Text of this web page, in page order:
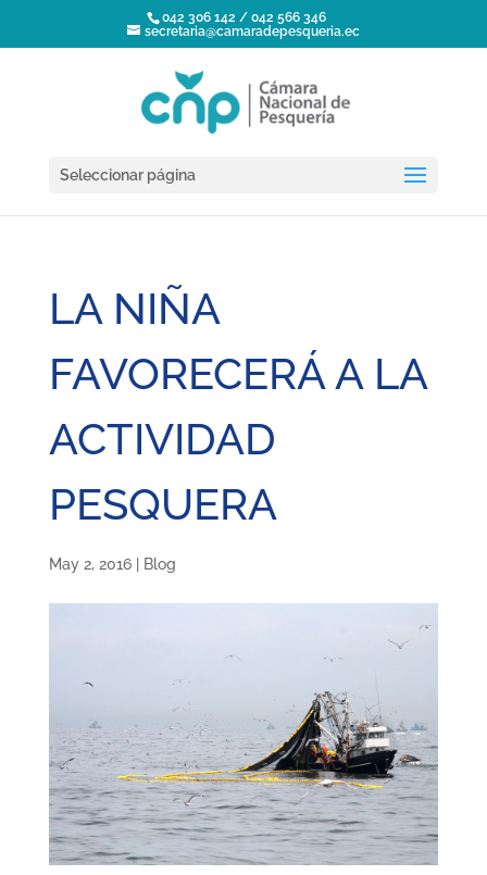
042 306 142 / 042 566 346
secretaria@camaradepesqueria.ec
Seleccionar página
LA NIÑA
FAVORECERÁ A LA
ACTIVIDAD
PESQUERA
May 2, 2016| Blog